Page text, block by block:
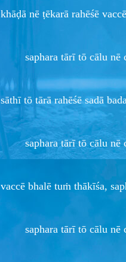
khāḍā nē ṭēkarā rahēśē
saphara tārī tō cālu nē
sāthī tō tārā rahēśē sadā
saphara tārī tō cālu nē
vaccē bhalē tuṁ thākīśa,
saphara tārī tō cālu nē